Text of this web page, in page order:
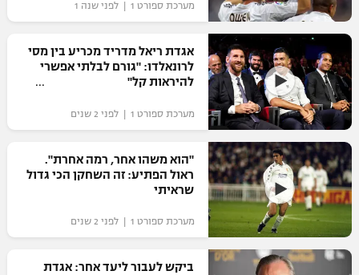
לוח דרושים – ג'ובנט
תגיות
המגזין
מערכת ספורט 1 | לפני שנה 1
אגדת ריאל מדריד מכריע בין מסי
לרונאלדו: "גורם לבלתי אפשרי
להיראות קל"
מערכת ספורט 1 | לפני 2 שנים
"הוא משהו אחר, רמה אחרת".
ראול הפתיע: זה השחקן הכי גדול
שראיתי
מערכת ספורט 1 | לפני 2 שנים
ביקש לעבור ליעד אחר: אגדת